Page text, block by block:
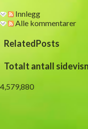
Innlegg
Alle kommentarer
RelatedPosts
Totalt antall
4,579,880